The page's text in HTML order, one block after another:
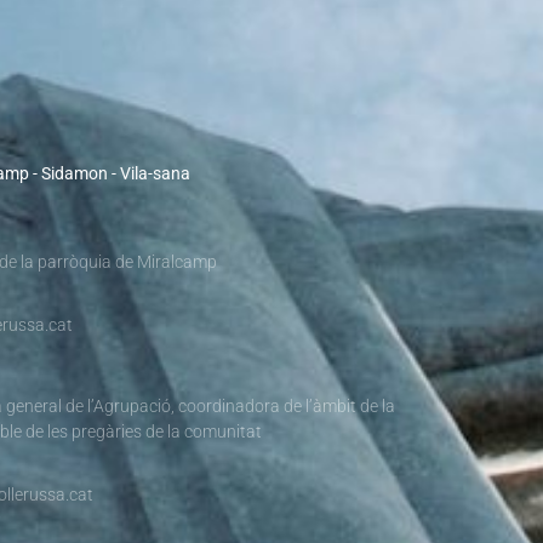
- Sidamon - Vila-sana
la parròquia de Miralcamp
de l’Agrupació, coordinadora de l’àmbit de la
de les pregàries de la comunitat